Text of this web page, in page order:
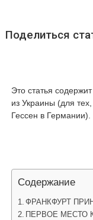
Поделиться
Это статья
из Украины (для
Гессен в Германии).
Содержание
ФРАНКФУРТ
ПЕРВОЕ МЕСТО